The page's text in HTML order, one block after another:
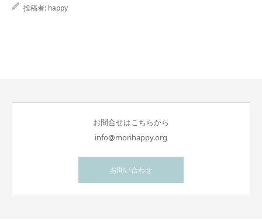
投稿者: happy
お問合せはこちらから
info@morihappy.org
お問い合わせ